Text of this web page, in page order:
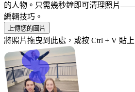
的人物。只需幾秒鐘即可清理照片——
編輯技巧。
上傳您的圖片
將照片拖曳到此處，或按 Ctrl + V 貼上